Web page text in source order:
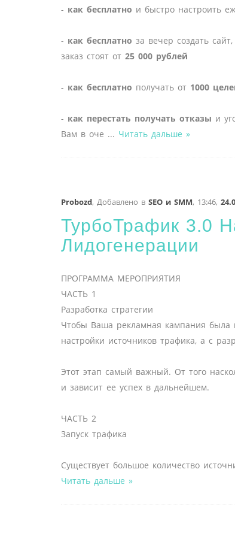
- как бесплатно и быстро настроить
- как бесплатно за вечер создать
заказ стоят от 25 000 рублей
- как бесплатно получать от 1000
- как перестать получать отказы и
Вам в оче ... Читать дальше »
Probozd, Добавлено в SEO и SMM, 13:46,
ТурбоТрафик 3.0
Лидогенерации
ПРОГРАММА МЕРОПРИЯТИЯ
ЧАСТЬ 1
Разработка стратегии
Чтобы Ваша рекламная кампания была
настройки источников трафика, а с
Этот этап самый важный. От того
и зависит ее успех в дальнейшем.
ЧАСТЬ 2
Запуск трафика
Существует большое количество
Читать дальше »